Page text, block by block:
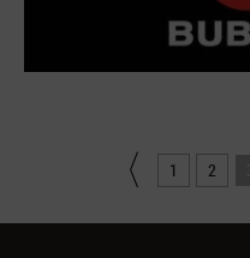
1 2